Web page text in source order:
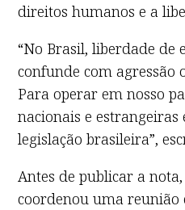
direitos humanos e a
“No Brasil, liberdade de
confunde com agressão
Para operar em nosso
nacionais e estrangeiras
legislação brasileira”,
Antes de publicar a
coordenou uma reunião